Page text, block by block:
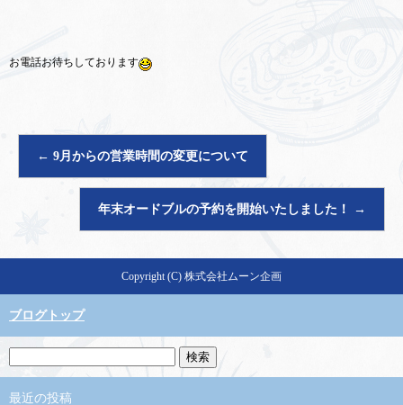
お電話お待ちしております
← 9月からの営業時間の変更について
年末オードブルの予約を開始いたしました！ →
Copyright (C) 株式会社ムーン企画
ブログトップ
最近の投稿